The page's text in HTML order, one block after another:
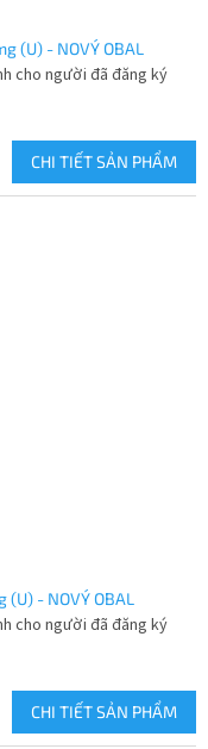
(U) - NOVÝ OBAL
cho người đã đăng ký
CHI TIẾT SẢN PHẨM
- NOVÝ OBAL
cho người đã đăng ký
CHI TIẾT SẢN PHẨM